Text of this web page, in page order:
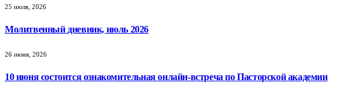
25 июля, 2026
Молитвенный дневник, июль 2026
26 июня, 2026
10 июня состоится ознакомительная онлайн-встреча по Пасторской академии